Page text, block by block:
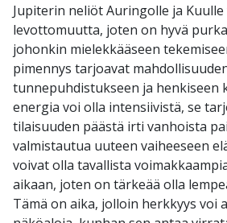
Jupiterin neliöt Auringolle ja
levottomuutta, joten on hyvä
johonkin mielekkääseen
pimennys tarjoavat
tunnepuhdistukseen ja henkiseen
energia voi olla intensiivistä, se
tilaisuuden päästä irti vanhoista
valmistautua uuteen vaiheeseen
voivat olla tavallista
aikaan, joten on tärkeää olla
Tämä on aika, jolloin herkkyys voi